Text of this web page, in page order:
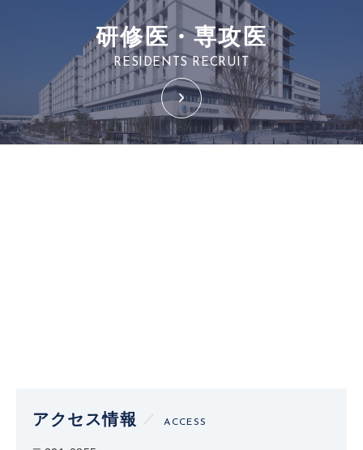
研修医・専攻医
RESIDENTS RECRUIT
アクセス情報 ACCESS